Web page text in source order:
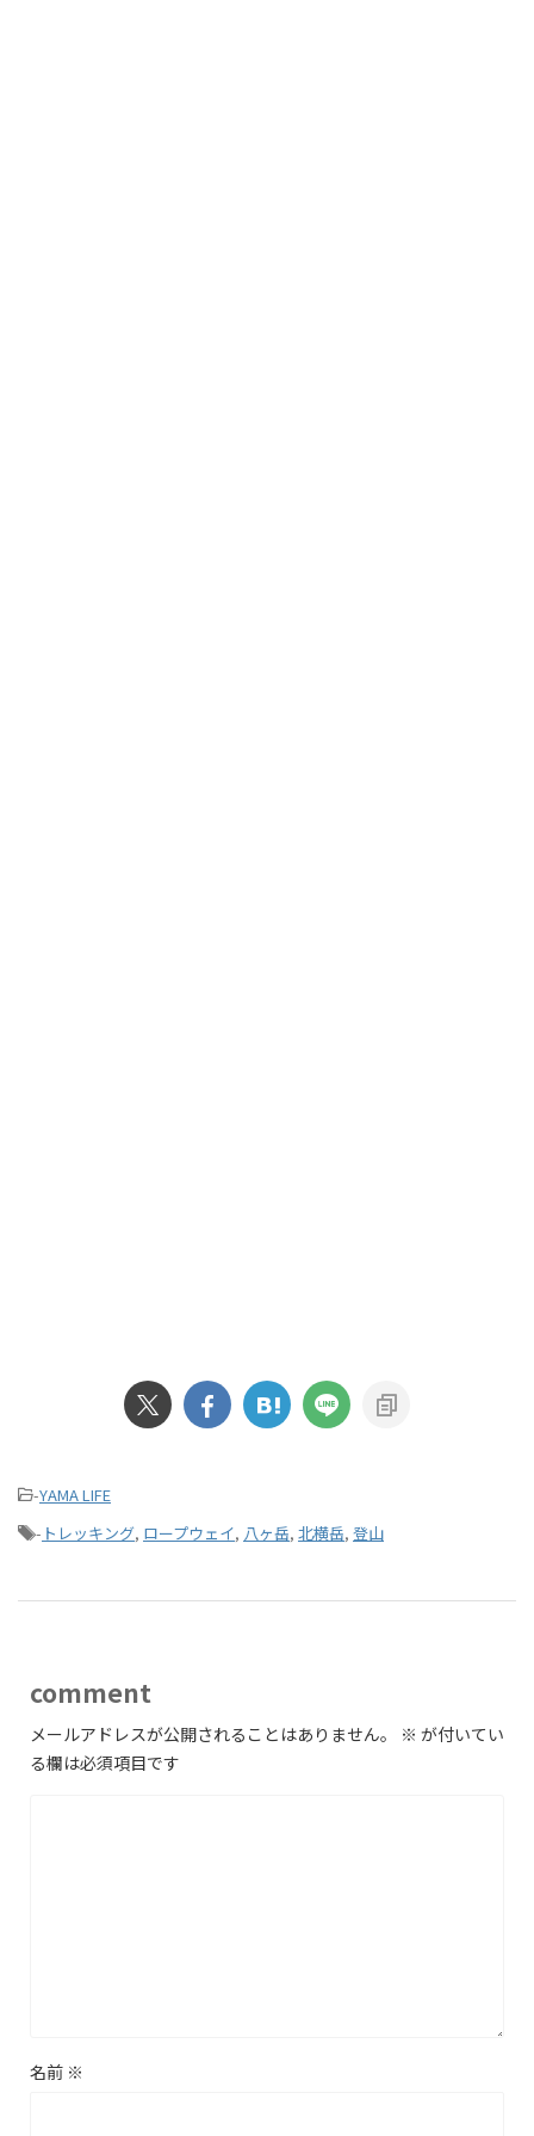
-YAMA LIFE
- トレッキング, ロープウェイ, 八ヶ岳, 北横岳, 登山
comment
メールアドレスが公開されることはありません。 ※ が付いてい
る欄は必須項目です
名前 ※